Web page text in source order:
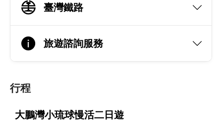
臺灣鐵路
旅遊諮詢服務
行程
大鵬灣小琉球慢活二日遊